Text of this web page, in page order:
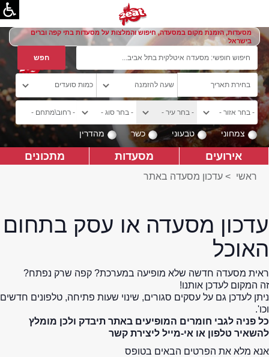
מסעדות, הזמנת מקום במסעדה, חיפוש והמלצות על מסעדות בתי קפה וברים
בישראל
צמחוני טבעוני כשר מהדרין
אירועים מסעדות מתכונים
ראשי > עדכון מסעדה באתר
עדכון מסעדה או עסק בתחום
האוכל
ראית מסעדה חדשה שלא מופיעה במערכת? קפה שרק נפתח?
זה המקום לעדכן אותנו!
ניתן לעדכן גם על עסקים סגורים, שינוי שעות פתיחה, טלפונים חדשים
וכו'.
כל פניה לגבי חומרים המופיעים באתר תיבדק ולכן מומלץ
להשאיר טלפון או אי-מייל ליצירת קשר
אנא מלא את הפרטים הבאים בטופס